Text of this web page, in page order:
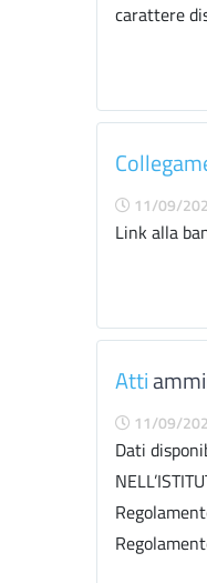
carattere
11/09/
Link alla
Atti
11/09/
Dati